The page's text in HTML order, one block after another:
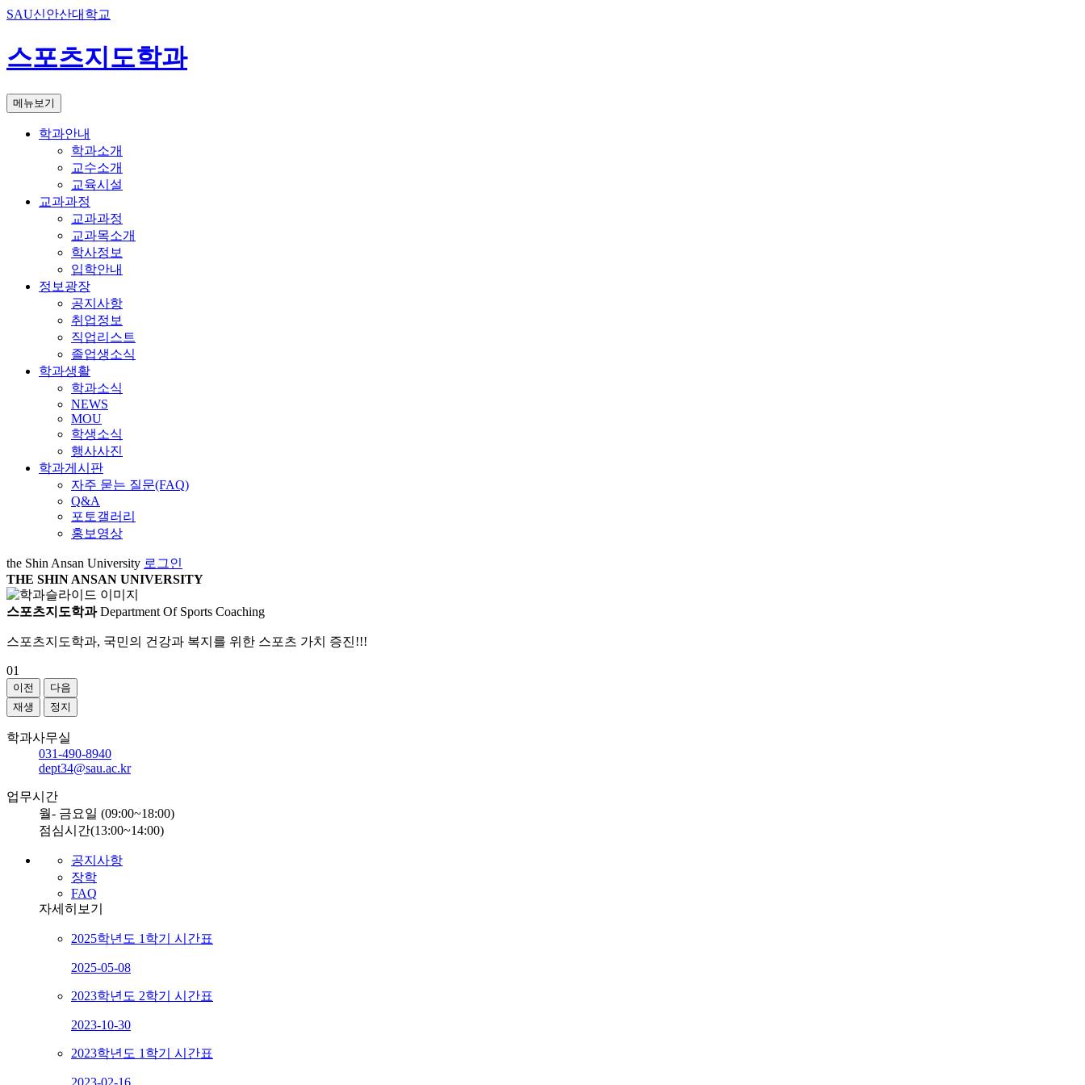
SAU신안산대학교
스포츠지도학과
메뉴보기
학과안내
학과소개
교수소개
교육시설
교과과정
교과과정
교과목소개
학사정보
입학안내
정보광장
공지사항
취업정보
직업리스트
졸업생소식
학과생활
학과소식
NEWS
MOU
학생소식
행사사진
학과게시판
자주 묻는 질문(FAQ)
Q&A
포토갤러리
홍보영상
the Shin Ansan University 로그인
THE SHIN ANSAN UNIVERSITY
스포츠지도학과 Department Of Sports Coaching
스포츠지도학과, 국민의 건강과 복지를 위한 스포츠 가치 증진!!!
01
이전
다음
재생
정지
학과사무실
031-490-8940
dept34@sau.ac.kr
업무시간
월- 금요일 (09:00~18:00)
점심시간(13:00~14:00)
공지사항
장학
FAQ
자세히보기
2025학년도 1학기 시간표
2025-05-08
2023학년도 2학기 시간표
2023-10-30
2023학년도 1학기 시간표
2023-02-16